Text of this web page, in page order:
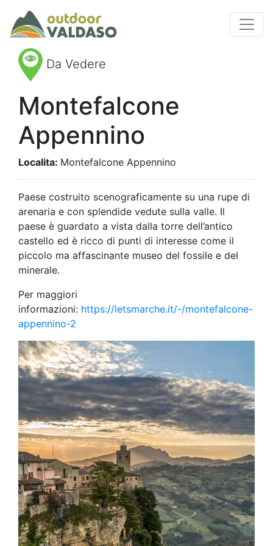
Da Vedere
Montefalcone
Appennino
Localita: Montefalcone Appennino
Paese costruito scenograficamente su una rupe di
arenaria e con splendide vedute sulla valle. Il
paese è guardato a vista dalla torre dell’antico
castello ed è ricco di punti di interesse come il
piccolo ma affascinante museo del fossile e del
minerale.
Per maggiori
informazioni: https://letsmarche.it/-/montefalcone-
appennino-2